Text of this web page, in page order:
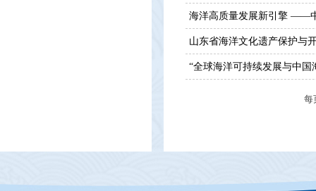
海洋高质量发展新引擎 ——
山东省海洋文化遗产保护与
“全球海洋可持续发展与中